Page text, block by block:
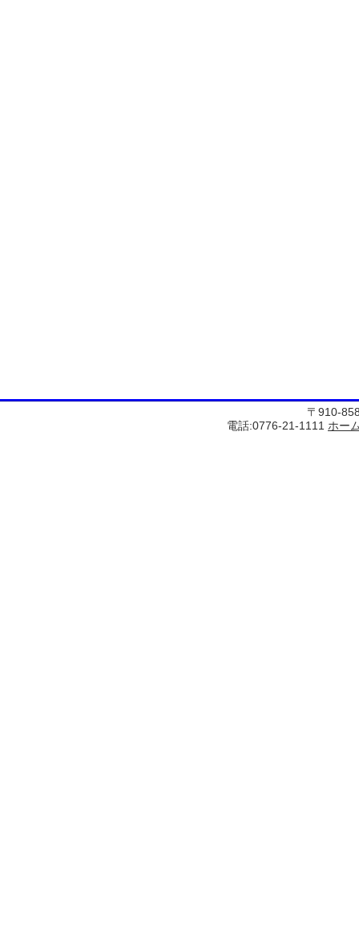
〒910-
電話:0776-21-1111 ホー